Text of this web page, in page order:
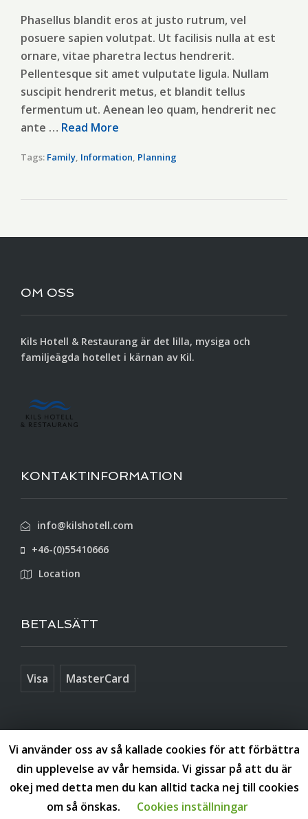
Phasellus blandit eros at justo rutrum, vel
posuere sapien volutpat. Ut facilisis nulla at est
ornare, vitae pharetra lectus hendrerit.
Pellentesque sit amet vulputate ligula. Nullam
suscipit hendrerit metus, et blandit tellus
fermentum ut. Aenean leo quam, hendrerit nec
ante … Read More
Tags: Family, Information, Planning
OM OSS
Kils Hotell & Restaurang är det lilla, mysiga och
familjeägda hotellet i kärnan av Kil.
KONTAKTINFORMATION
info@kilshotell.com
+46-(0)55410666
Location
BETALSÄTT
Visa MasterCard
SOCIALA MEDIER
Vi använder oss av så kallade cookies för att förbättra
din upplevelse av vår hemsida. Vi gissar på att du är
okej med detta men du kan alltid tacka nej till cookies
om så önskas.
Cookies inställningar